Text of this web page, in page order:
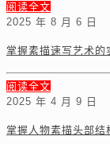
阅读全文
2025 年 8 月 6 日
掌握素描速写艺术的
阅读全文
2025 年 4 月 9 日
掌握人物素描头部结